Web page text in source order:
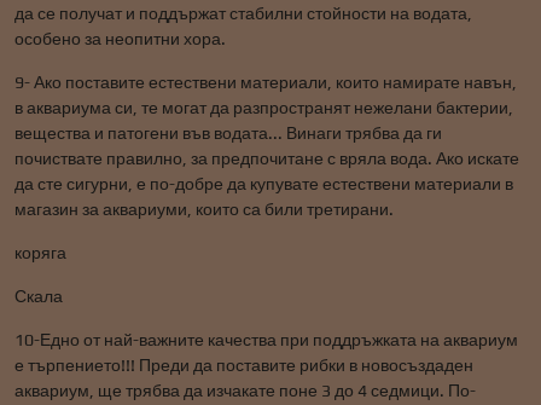
да се получат и поддържат стабилни стойности на водата,
особено за неопитни хора.
9- Ако поставите естествени материали, които намирате навън,
в аквариума си, те могат да разпространят нежелани бактерии,
вещества и патогени във водата... Винаги трябва да ги
почиствате правилно, за предпочитане с вряла вода. Ако искате
да сте сигурни, е по-добре да купувате естествени материали в
магазин за аквариуми, които са били третирани.
коряга
Скала
10-Едно от най-важните качества при поддръжката на аквариум
е търпението!!! Преди да поставите рибки в новосъздаден
аквариум, ще трябва да изчакате поне 3 до 4 седмици. По-